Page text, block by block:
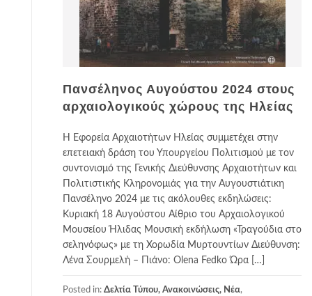
Πανσέληνος Αυγούστου 2024 στους
αρχαιολογικούς χώρους της Ηλείας
Η Εφορεία Αρχαιοτήτων Ηλείας συμμετέχει στην
επετειακή δράση του Υπουργείου Πολιτισμού με τον
συντονισμό της Γενικής Διεύθυνσης Αρχαιοτήτων και
Πολιτιστικής Κληρονομιάς για την Αυγουστιάτικη
Πανσέληνο 2024 με τις ακόλουθες εκδηλώσεις:
Κυριακή 18 Αυγούστου Αίθριο του Αρχαιολογικού
Μουσείου Ήλιδας Μουσική εκδήλωση «Τραγούδια στο
σεληνόφως» με τη Χορωδία Μυρτουντίων Διεύθυνση:
Λένα Σουρμελή – Πιάνο: Olena Fedko Ώρα […]
Posted in: Δελτία Τύπου, Ανακοινώσεις, Νέα,